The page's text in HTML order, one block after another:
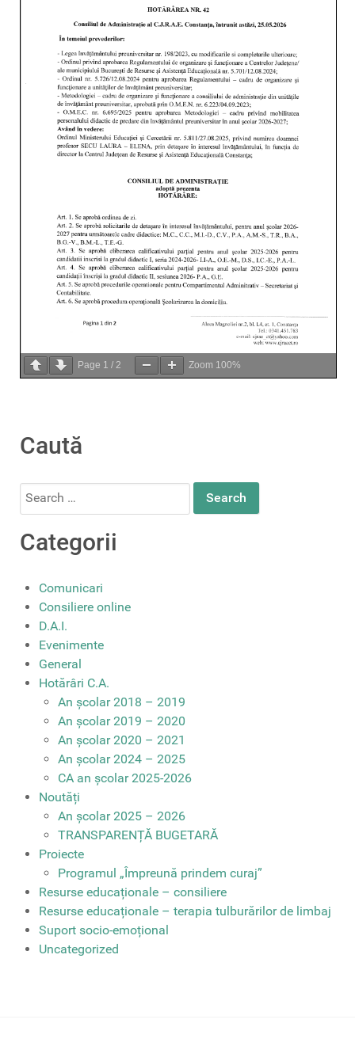
Page 1 / 2 Zoom 100%
Caută
Search
Categorii
Comunicari
Consiliere online
D.A.I.
Evenimente
General
Hotărâri C.A.
An școlar 2018 – 2019
An școlar 2019 – 2020
An școlar 2020 – 2021
An școlar 2024 – 2025
CA an școlar 2025-2026
Noutăți
An școlar 2025 – 2026
TRANSPARENȚĂ BUGETARĂ
Proiecte
Programul „Împreună prindem curaj”
Resurse educaționale – consiliere
Resurse educaționale – terapia tulburărilor de limbaj
Suport socio-emoțional
Uncategorized